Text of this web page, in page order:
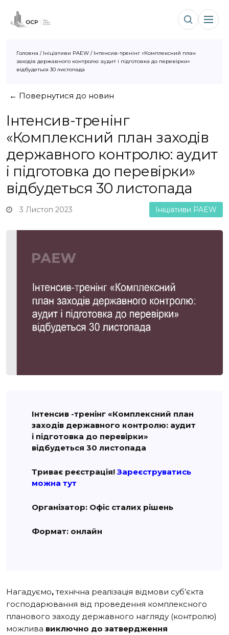
Головна / Ініціативи PAEW / Інтенсив-тренінг «Комплексний план
заходів державного контролю: аудит і підготовка до перевірки»
відбудеться 30 листопада
← Повернутися до новин
3 Листоп 2023 Ініціативи PAEW
Інтенсив-тренінг
«Комплексний план заходів
державного контролю: аудит
і підготовка до перевірки»
відбудеться 30 листопада
Інтенсив -тренінг «Комплексний план
заходів державного контролю: аудит
і підготовка до перевірки»
відбудеться 30 листопада
Триває реєстрація! Зареєструватись
можна тут
Організатор: Офіс сталих рішень
Формат: онлайн
Нагадуємо,технічна реалізація відмови суб’єкта
господарювання від проведення комплексного
планового заходу державного нагляду (контролю)
можлива виключно до затвердження